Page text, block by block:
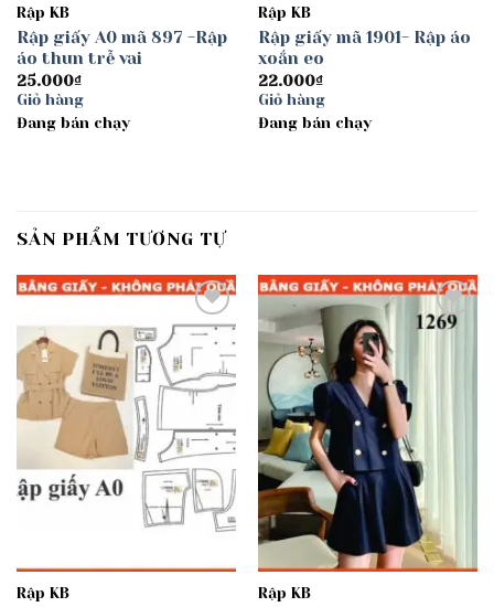
Rập KB
Rập giấy A0 mã 897 -Rập
áo thun trễ vai
25.000₫
Giỏ hàng
Đang bán chạy
Rập KB
Rập giấy mã 1901- Rập áo
xoắn eo
22.000₫
Giỏ hàng
Đang bán chạy
SẢN PHẨM TƯƠNG TỰ
Add to
wishlist
Rập KB
Add to
Rập KB